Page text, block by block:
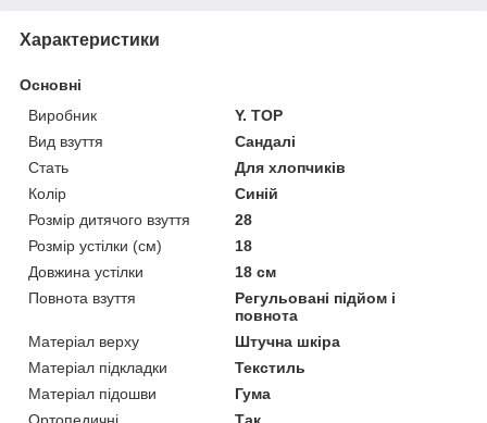
Характеристики
Основні
Виробник
Y. TOP
Вид взуття
Сандалі
Стать
Для хлопчиків
Колір
Синій
Розмір дитячого взуття
28
Розмір устілки (см)
18
Довжина устілки
18 см
Повнота взуття
Регульовані підйом і
повнота
Матеріал верху
Штучна шкіра
Матеріал підкладки
Текстиль
Матеріал підошви
Гума